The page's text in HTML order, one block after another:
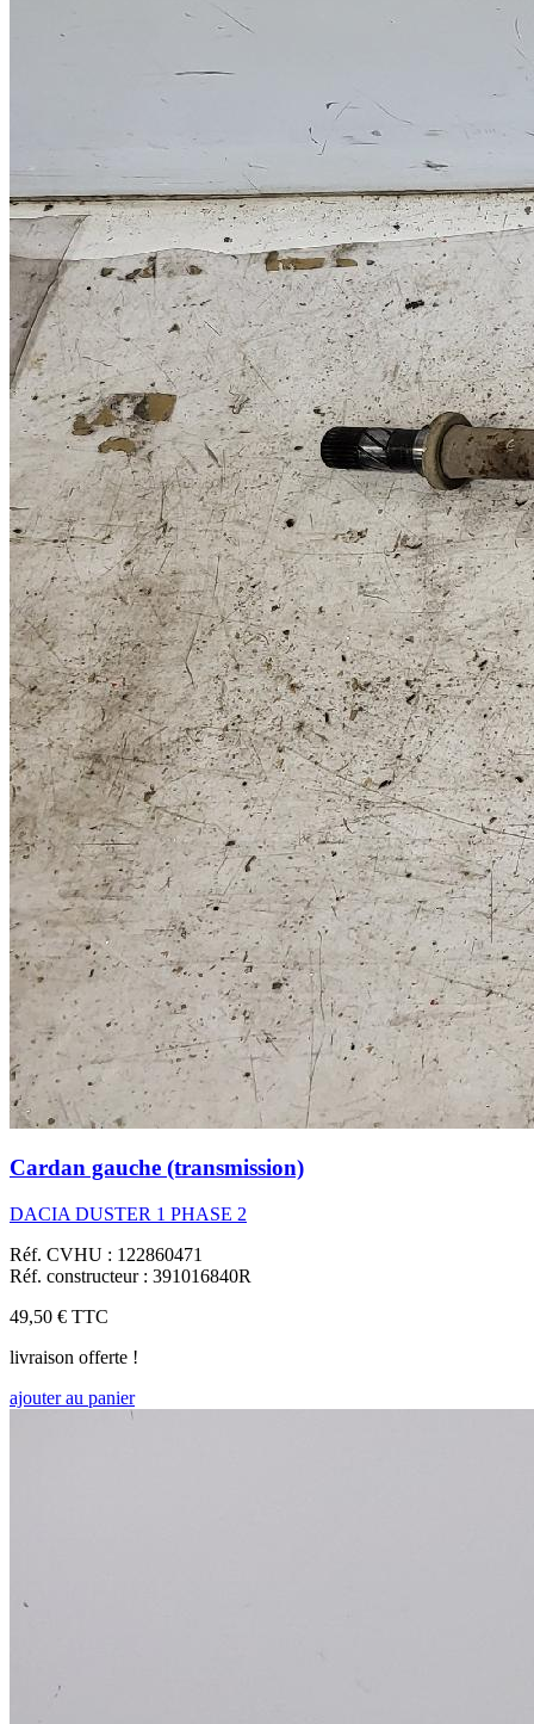
Cardan gauche (transmission)
DACIA DUSTER 1 PHASE 2
Réf. CVHU : 122860471
Réf. constructeur : 391016840R
49,50 € TTC
livraison offerte !
ajouter au panier